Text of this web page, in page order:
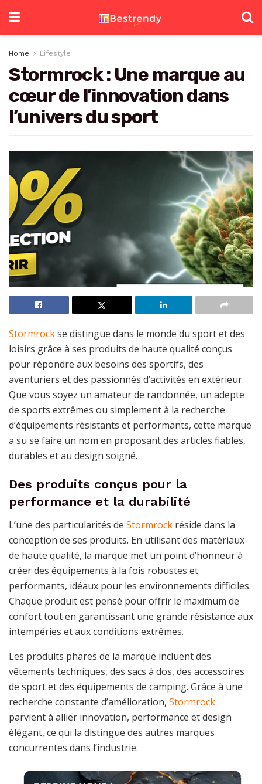
Home Lifestyle
Stormrock : Une marque au
cœur de l’innovation dans
l’univers du sport
Stormrockse distingue dans le monde du sport et des
loisirs grâce à ses produits de haute qualité conçus
pour répondre aux besoins des sportifs, des
aventuriers et des passionnés d’activités en extérieur.
Que vous soyez un amateur de randonnée, un adepte
de sports extrêmes ou simplement à la recherche
d’équipements résistants et performants, cette marque
a su se faire un nom en proposant des articles fiables,
durables et au design soigné.
Des produits conçus pour la
performance et la durabilité
L’une des particularités de Stormrock réside dans la
conception de ses produits. En utilisant des matériaux
de haute qualité, la marque met un point d’honneur à
créer des équipements à la fois robustes et
performants, idéaux pour les environnements difficiles.
Chaque produit est pensé pour offrir le maximum de
confort tout en garantissant une grande résistance aux
intempéries et aux conditions extrêmes.
Les produits phares de la marque incluent des
vêtements techniques, des sacs à dos, des accessoires
de sport et des équipements de camping. Grâce à une
recherche constante d’amélioration, Stormrock
parvient à allier innovation, performance et design
élégant, ce qui la distingue des autres marques
concurrentes dans l’industrie.